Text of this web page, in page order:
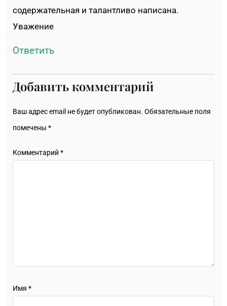
содержательная и талантливо написана.
Уважение
Ответить
Добавить комментарий
Ваш адрес email не будет опубликован. Обязательные поля
помечены *
Комментарий *
Имя *